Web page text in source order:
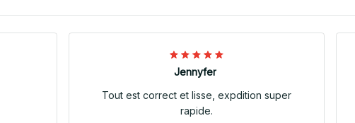
Jennyfer
Tout est correct et lisse, expdition super
rapide.